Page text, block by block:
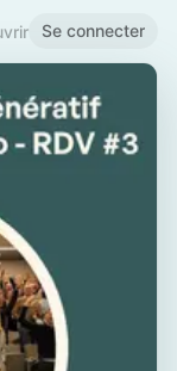
Se connecter